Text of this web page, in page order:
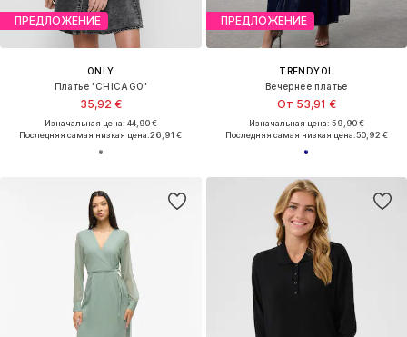
ПРЕДЛОЖЕНИЕ
ONLY
Платье 'CHICAGO'
35,92 €
Изначальная цена: 44,90 €
Последняя самая низкая цена:26,91 €
ПРЕДЛОЖЕНИЕ
TRENDYOL
Вечернее платье
От 53,91 €
Изначальная цена: 59,90 €
Последняя самая низкая цена:50,92 €